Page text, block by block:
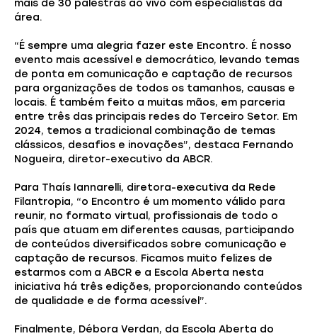
mais de 30 palestras ao vivo com especialistas da
área.
“É sempre uma alegria fazer este Encontro. É nosso
evento mais acessível e democrático, levando temas
de ponta em comunicação e captação de recursos
para organizações de todos os tamanhos, causas e
locais. É também feito a muitas mãos, em parceria
entre três das principais redes do Terceiro Setor. Em
2024, temos a tradicional combinação de temas
clássicos, desafios e inovações”, destaca Fernando
Nogueira, diretor-executivo da ABCR.
Para Thaís Iannarelli, diretora-executiva da Rede
Filantropia, “o Encontro é um momento válido para
reunir, no formato virtual, profissionais de todo o
país que atuam em diferentes causas, participando
de conteúdos diversificados sobre comunicação e
captação de recursos. Ficamos muito felizes de
estarmos com a ABCR e a Escola Aberta nesta
iniciativa há três edições, proporcionando conteúdos
de qualidade e de forma acessível”.
Finalmente, Débora Verdan, da Escola Aberta do